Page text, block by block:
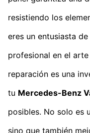
resistiendo los
eres un entusiasta
profesional en el
reparación es una
tu Mercedes-Benz
posibles. No solo es
sino que también